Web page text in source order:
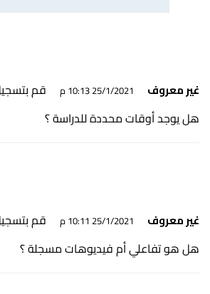
غير معروف 25/1/2021 10:13 م
قم
هل يوجد أوقات محددة للدراسة ؟
غير معروف 25/1/2021 10:11 م
قم
هل هو تفاعلي أم فيديوهات مسجلة ؟